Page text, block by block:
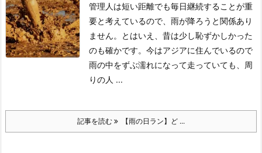
管理人は短い距離でも毎日継続することが重
要と考えているので、雨が降ろうと関係あり
ません。
とはいえ、昔は少し恥ずかしかった
のも確かです。 今はアジアに住んでいるので
雨の中をずぶ濡れになって走っていても、周
りの人 ...
記事を読む 【雨の日ラン】ど ...